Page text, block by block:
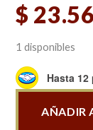
$
1 disponibles
Hasta
AÑADIR